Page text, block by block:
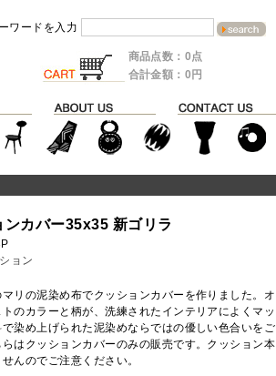
ワードを入力
商品点数：0点
合計金額：0円
ンカバー35x35 新ゴリラ
ョン
リの泥染め布でクッションカバーを作りました。オ
のカラーと柄が、洗練されたインテリアによくマッ
染め上げられた泥染めならではの優しい色合いをご
はクッションカバーのみの販売です。クッション本
んのでご注意ください。